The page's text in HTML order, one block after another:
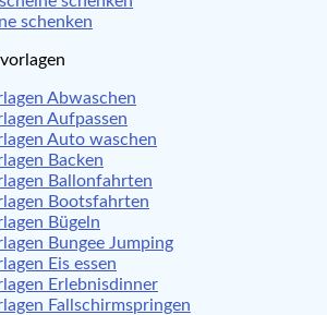
schenken
Abwaschen
Aufpassen
Auto waschen
Backen
Ballonfahrten
Bootsfahrten
Bügeln
Bungee Jumping
Eis essen
Erlebnisdinner
Fallschirmspringen